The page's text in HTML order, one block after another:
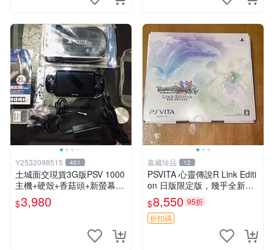
Y2532098515 401
土城面交現貨3G版PSV 1000
主機+硬殼+香菇頭+新螢幕玻
璃貼+初音掛繩+可改機版本8
成新 一年保修如照片所有的
$3,980
嘉藏珍品 12
PSVITA 心靈傳說R Link Editi
on 日版限定版，幾乎全新，
配件齊全，原裝包裝盒，說明
書，底座，掛件，布袋，卡都
在，游戲光盤已拆封但保存
$8,550 95折
折扣碼